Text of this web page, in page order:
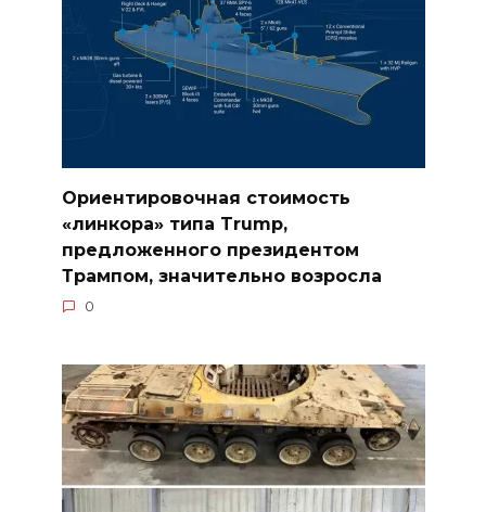
Ориентировочная стоимость
«линкора» типа Trump,
предложенного президентом
Трампом, значительно возросла
0